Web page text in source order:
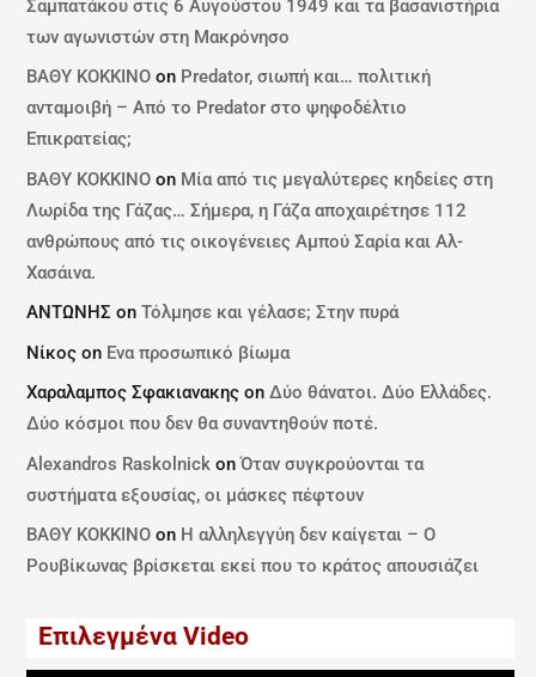
Σαμπατάκου στις 6 Αυγούστου 1949 και τα βασανιστήρια
των αγωνιστών στη Μακρόνησο
ΒΑΘΥ ΚΟΚΚΙΝΟ on Predator, σιωπή και… πολιτική
ανταμοιβή – Από το Predator στο ψηφοδέλτιο
Επικρατείας;
ΒΑΘΥ ΚΟΚΚΙΝΟ on Μία από τις μεγαλύτερες κηδείες στη
Λωρίδα της Γάζας… Σήμερα, η Γάζα αποχαιρέτησε 112
ανθρώπους από τις οικογένειες Αμπού Σαρία και Αλ-
Χασάινα.
ΑΝΤΩΝΗΣ onΤόλμησε και γέλασε; Στην πυρά
Νίκος on Ενα προσωπικό βίωμα
Χαραλαμπος Σφακιανακης onΔύο θάνατοι. Δύο Ελλάδες.
Δύο κόσμοι που δεν θα συναντηθούν ποτέ.
Alexandros Raskolnick onΌταν συγκρούονται τα
συστήματα εξουσίας, οι μάσκες πέφτουν
ΒΑΘΥ ΚΟΚΚΙΝΟ on Η αλληλεγγύη δεν καίγεται – Ο
Ρουβίκωνας βρίσκεται εκεί που το κράτος απουσιάζει
Επιλεγμένα Video